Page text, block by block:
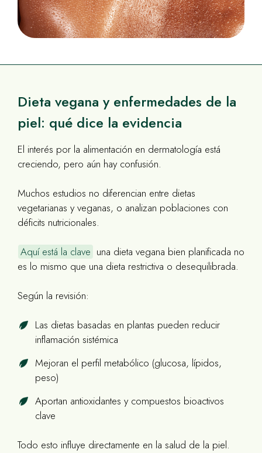
Dieta vegana y enfermedades de la
piel: qué dice la evidencia
El interés por la alimentación en dermatología está
creciendo, pero aún hay confusión.
Muchos estudios no diferencian entre dietas
vegetarianas y veganas, o analizan poblaciones con
déficits nutricionales.
Aquí está la clave una dieta vegana bien planificada no
es lo mismo que una dieta restrictiva o desequilibrada.
Según la revisión:
Las dietas basadas en plantas pueden reducir
inflamación sistémica
Mejoran el perfil metabólico (glucosa, lípidos,
peso)
Aportan antioxidantes y compuestos bioactivos
clave
Todo esto influye directamente en la salud de la piel.